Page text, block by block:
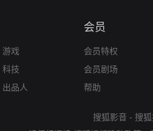
游戏
科技
出品人
会员
会员特权
会员剧场
帮助
搜狐影音 - 搜